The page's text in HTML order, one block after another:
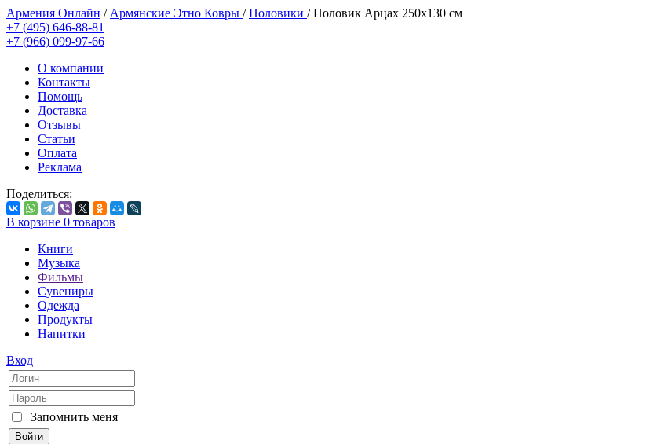
Армения Онлайн / Армянские Этно Ковры /Половики /Половик Арцах 250х130 см
+7 (495) 646-88-81
+7 (966) 099-97-66
О компании
Контакты
Помощь
Доставка
Отзывы
Статьи
Оплата
Реклама
Поделиться:
В корзине 0 товаров
Книги
Музыка
Фильмы
Сувениры
Одежда
Продукты
Напитки
Вход
Запомнить меня